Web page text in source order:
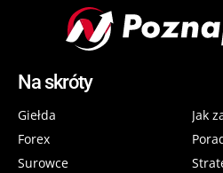
Na skróty
Giełda
Forex
Surowce
Jak